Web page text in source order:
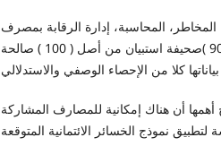
المخاطر، المحاسبة، إدارة الرقابة بمصرف
ليبيا المركزي(، وقد بلغ حجم العينة ( 90 )صحيفة استبيان من أصل ( 100 ) صالحة
أن هناك إمكانية للمصارف المشاركة